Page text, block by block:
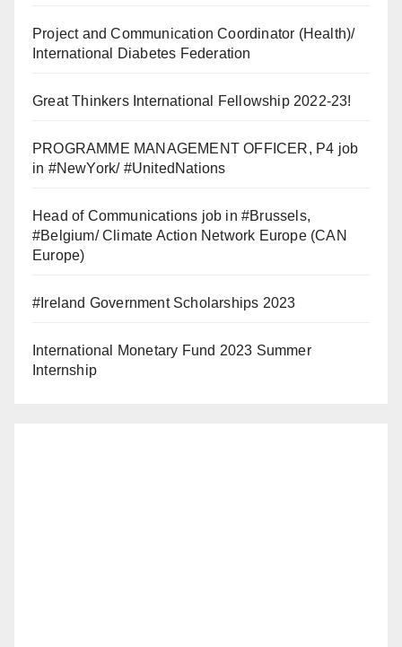
Project and Communication Coordinator (Health)/
International Diabetes Federation
Great Thinkers International Fellowship 2022-23!
PROGRAMME MANAGEMENT OFFICER, P4 job
in #NewYork/ #UnitedNations
Head of Communications job in #Brussels,
#Belgium/ Climate Action Network Europe (CAN
Europe)
#Ireland Government Scholarships 2023
International Monetary Fund 2023 Summer
Internship